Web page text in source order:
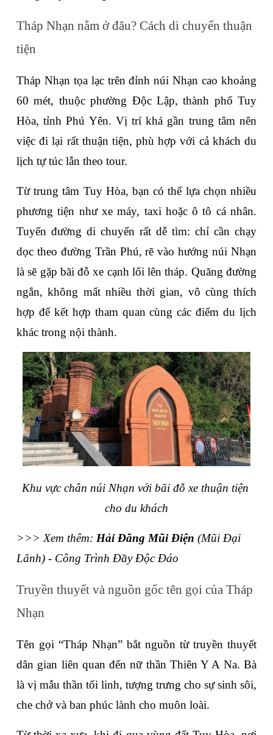
Tháp Nhạn nằm ở đâu? Cách di chuyển thuận
tiện
Tháp Nhạn tọa lạc trên đỉnh núi Nhạn cao khoảng
60 mét, thuộc phường Độc Lập, thành phố Tuy
Hòa, tỉnh Phú Yên. Vị trí khá gần trung tâm nên
việc đi lại rất thuận tiện, phù hợp với cả khách du
lịch tự túc lẫn theo tour.
Từ trung tâm Tuy Hòa, bạn có thể lựa chọn nhiều
phương tiện như xe máy, taxi hoặc ô tô cá nhân.
Tuyến đường di chuyển rất dễ tìm: chỉ cần chạy
dọc theo đường Trần Phú, rẽ vào hướng núi Nhạn
là sẽ gặp bãi đỗ xe cạnh lối lên tháp. Quãng đường
ngắn, không mất nhiều thời gian, vô cùng thích
hợp để kết hợp tham quan cùng các điểm du lịch
khác trong nội thành.
Khu vực chân núi Nhạn với bãi đỗ xe thuận tiện
cho du khách
>>> Xem thêm: Hải Đăng Mũi Điện (Mũi Đại
Lãnh) - Công Trình Đầy Độc Đáo
Truyền thuyết và nguồn gốc tên gọi của Tháp
Nhạn
Tên gọi “Tháp Nhạn” bắt nguồn từ truyền thuyết
dân gian liên quan đến nữ thần Thiên Y A Na. Bà
là vị mẫu thần tối linh, tượng trưng cho sự sinh sôi,
che chở và ban phúc lành cho muôn loài.